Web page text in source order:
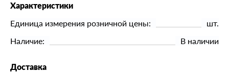
Характеристики
Единица измерения розничной цены:
шт.
Наличие:
В наличии
Доставка